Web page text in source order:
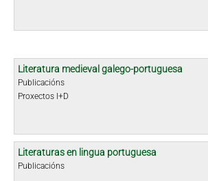
Literatura medieval galego-portuguesa
Publicacións
Proxectos I+D
Literaturas en lingua portuguesa
Publicacións